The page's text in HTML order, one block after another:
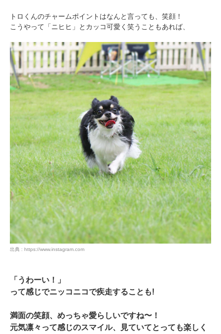
トロくんのチャームポイントはなんと言っても、笑顔！
こうやって「ニヒヒ」とカッコ可愛く笑うこともあれば、
出典 : https://www.instagram.com
「うわーい！」
って感じでニッコニコで疾走することも!
満面の笑顔、めっちゃ愛らしいですね〜！
元気凛々って感じのスマイル、見ていてとっても楽しく